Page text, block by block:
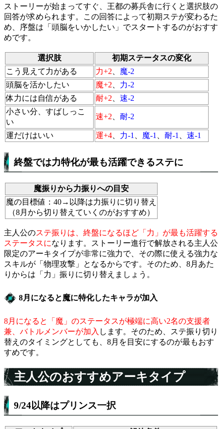
ストーリーが始まってすぐ、王都の募兵舎に行くと選択肢の
回答が求められます。この回答によって初期ステが変わるた
め、序盤は「頭脳をいかしたい」でスタートするのがおすす
めです。
選択肢
初期ステータスの変化
こう見えて力がある
力+2
魔-2
頭脳を活かしたい
魔+2
力-2
体力には自信がある
耐+2
速-2
小さい分、すばしっこ
い
速+2 耐-2
運だけはいい 運+4 力-1 魔-1 耐-1 速-1
終盤では力特化が最も活躍できるステに
魔振りから力振りへの目安
魔の目標値：40→以降は力振りに切り替え
（8月から切り替えていくのがおすすめ）
主人公のステ振りは、終盤になるほど「力」が最も活躍する
ステータスになります。ストーリー進行で解放される主人公
限定のアーキタイプが非常に強力で、その際に使える強力な
スキルが「物理攻撃」となるからです。そのため、8月あた
りからは「力」振りに切り替えましょう。
8月になると魔に特化したキャラが加入
8月になると「魔」のステータスが極端に高い2名の支援者
兼、バトルメンバーが加入 します。そのため、ステ振り切り
替えのタイミングとしても、8月を目安にするのが最もおす
すめです。
主人公のおすすめアーキタイプ
9/24以降はプリンス一択